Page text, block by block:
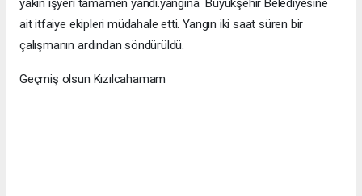
yakın işyeri tamamen yandı.yangına Büyükşehir Belediyesine
ait itfaiye ekipleri müdahale etti. Yangın iki saat süren bir
çalışmanın ardından söndürüldü.
Geçmiş olsun Kızılcahamam